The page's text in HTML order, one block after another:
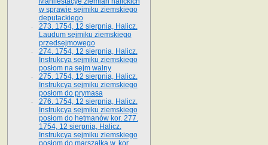
w sprawie sejmiku ziemskiego
deputackiego
273. 1754, 12 sierpnia, Halicz.
Laudum sejmiku ziemskiego
przedsejmowego
274. 1754, 12 sierpnia, Halicz.
Instrukcya sejmiku ziemskiego
posłom na sejm walny
275. 1754, 12 sierpnia, Halicz.
Instrukcya sejmiku ziemskiego
posłom do prymasa
276. 1754, 12 sierpnia, Halicz.
Instrukcya sejmiku ziemskiego
posłom do hetmanów kor. 277.
1754, 12 sierpnia, Halicz.
Instrukcya sejmiku ziemskiego
posłom do marszałka w. kor.